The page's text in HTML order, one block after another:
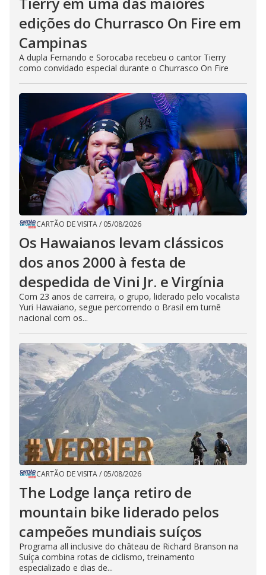
edições do Churrasco On Fire em
Campinas
A dupla Fernando e Sorocaba recebeu o cantor Tierry
como convidado especial durante o Churrasco On Fire
CARTÃO DE VISITA/ 05/08/2026
Os Hawaianos levam clássicos
dos anos 2000 à festa de
despedida de Vini Jr. e Virgínia
Com 23 anos de carreira, o grupo, liderado pelo vocalista
Yuri Hawaiano, segue percorrendo o Brasil em turnê
nacional com os...
CARTÃO DE VISITA/ 05/08/2026
The Lodge lança retiro de
mountain bike liderado pelos
campeões mundiais suíços
Programa all inclusive do château de Richard Branson na
Suíça combina rotas de ciclismo, treinamento
especializado e dias de...